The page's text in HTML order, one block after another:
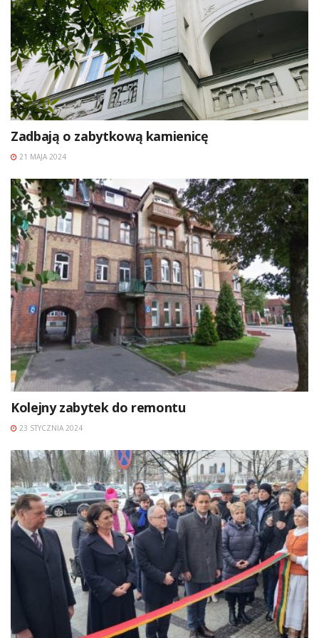
Zadbają o zabytkową kamienicę
21 MAJA 2024
Kolejny zabytek do remontu
23 STYCZNIA 2024